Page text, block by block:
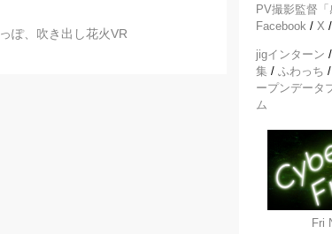
ぽ、吹き出し花火VR
PV撮影監督「
Facebook / X /
jigインターン /
集 / ふわっち /
ープンデータ
ム
Fri